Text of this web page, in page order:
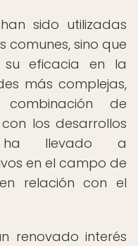
sido utilizadas
sino que
eficacia en la
más complejas,
de
los desarrollos
ha llevado a
en el campo de
relación con el
renovado interés